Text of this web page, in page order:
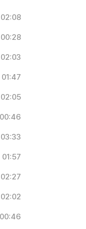
02:08
00:28
02:03
01:47
02:05
00:46
03:33
01:57
02:27
02:02
00:46